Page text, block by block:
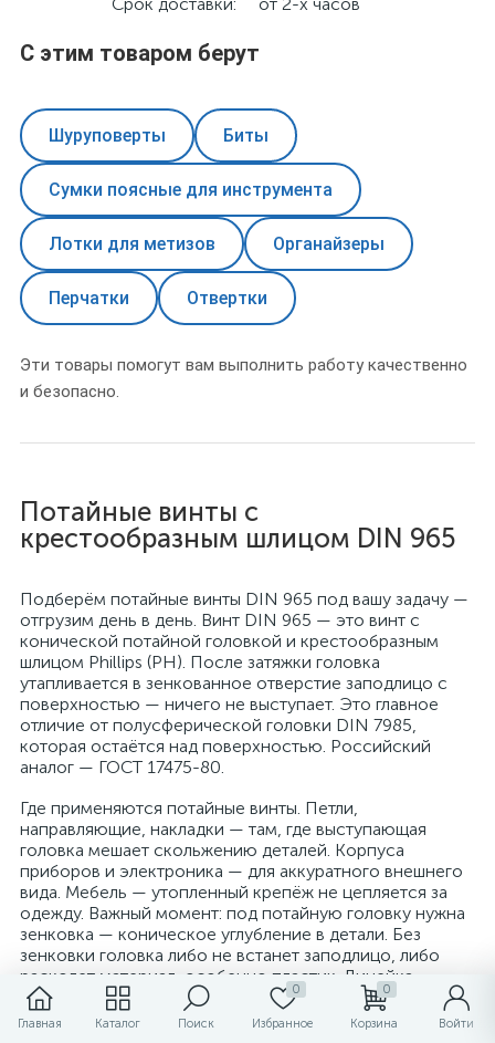
Главная Каталог Поиск
0
Избранное
0
Корзина Войти
С этим товаром берут
Шуруповерты Биты
Сумки поясные для инструмента
Лотки для метизов Органайзеры
Перчатки Отвертки
Эти товары помогут вам выполнить работу качественно
и безопасно.
Потайные винты с
крестообразным шлицом DIN 965
Подберём потайные винты DIN 965 под вашу задачу —
отгрузим день в день. Винт DIN 965 — это винт с
конической потайной головкой и крестообразным
шлицом Phillips (PH). После затяжки головка
утапливается в зенкованное отверстие заподлицо с
поверхностью — ничего не выступает. Это главное
отличие от полусферической головки DIN 7985,
которая остаётся над поверхностью. Российский
аналог — ГОСТ 17475-80.
Где применяются потайные винты. Петли,
направляющие, накладки — там, где выступающая
головка мешает скольжению деталей. Корпуса
приборов и электроника — для аккуратного внешнего
вида. Мебель — утопленный крепёж не цепляется за
одежду. Важный момент: под потайную головку нужна
зенковка — коническое углубление в детали. Без
зенковки головка либо не встанет заподлицо, либо
расколет материал, особенно пластик. Линейка
начинается с M2.5 — самого маленького потайного
винта для точной механики.